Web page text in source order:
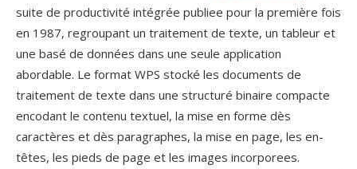
suite de productivité intégrée publiee pour la première fois
en 1987, regroupant un traitement de texte, un tableur et
une basé de données dans une seule application
abordable. Le format WPS stocké les documents de
traitement de texte dans une structuré binaire compacte
encodant le contenu textuel, la mise en forme dès
caractères et dès paragraphes, la mise en page, les en-
têtes, les pieds de page et les images incorporees.